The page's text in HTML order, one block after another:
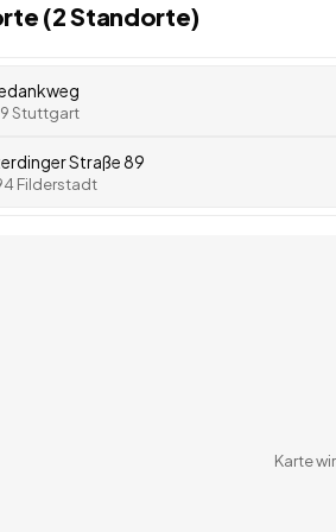
(2Standorte)
Stuttgart
Straße 89
Filderstadt
Karte